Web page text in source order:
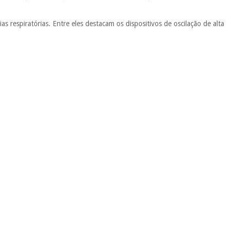
respiratórias. Entre eles destacam os dispositivos de oscilação de alta